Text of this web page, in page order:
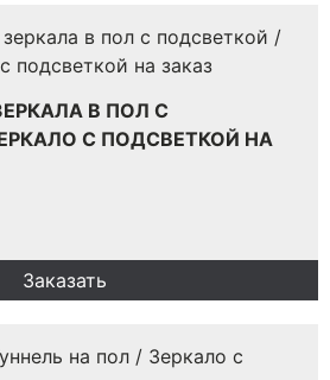
В ПОЛ С
С ПОДСВЕТКОЙ НА
Заказать